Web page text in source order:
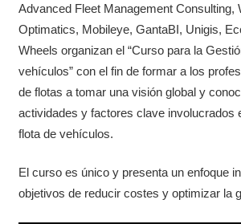
Advanced Fleet Management Consulting,
Optimatics, Mobileye, GantaBI, Unigis,
Wheels organizan el “Curso para la
vehículos” con el fin de formar a los
de flotas a tomar una visión global y
actividades y factores clave involucrados
flota de vehículos.
El curso es único y presenta un enfoque
objetivos de reducir costes y optimizar la